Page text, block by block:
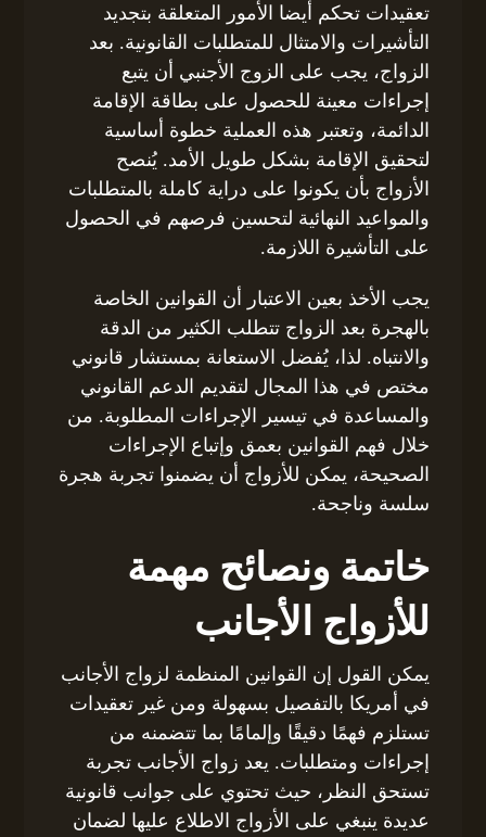
تعقيدات تحكم أيضا الأمور المتعلقة بتجديد
التأشيرات والامتثال للمتطلبات القانونية. بعد
الزواج، يجب على الزوج الأجنبي أن يتبع
إجراءات معينة للحصول على بطاقة الإقامة
الدائمة، وتعتبر هذه العملية خطوة أساسية
لتحقيق الإقامة بشكل طويل الأمد. يُنصح
الأزواج بأن يكونوا على دراية كاملة بالمتطلبات
والمواعيد النهائية لتحسين فرصهم في الحصول
على التأشيرة اللازمة.
يجب الأخذ بعين الاعتبار أن القوانين الخاصة
بالهجرة بعد الزواج تتطلب الكثير من الدقة
والانتباه. لذا، يُفضل الاستعانة بمستشار قانوني
مختص في هذا المجال لتقديم الدعم القانوني
والمساعدة في تيسير الإجراءات المطلوبة. من
خلال فهم القوانين بعمق وإتباع الإجراءات
الصحيحة، يمكن للأزواج أن يضمنوا تجربة هجرة
سلسة وناجحة.
خاتمة ونصائح مهمة
للأزواج الأجانب
يمكن القول إن القوانين المنظمة لزواج الأجانب
في أمريكا بالتفصيل بسهولة ومن غير تعقيدات
تستلزم فهمًا دقيقًا وإلمامًا بما تتضمنه من
إجراءات ومتطلبات. يعد زواج الأجانب تجربة
تستحق النظر، حيث تحتوي على جوانب قانونية
عديدة ينبغي على الأزواج الاطلاع عليها لضمان